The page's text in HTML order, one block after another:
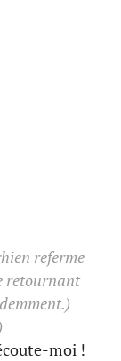
referme
retournant
moi !